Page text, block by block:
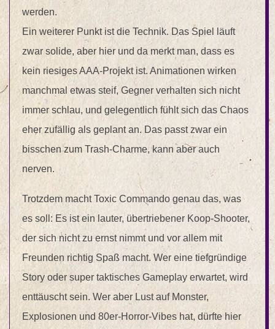
werden.
Ein weiterer Punkt ist die Technik. Das Spiel läuft
zwar solide, aber hier und da merkt man, dass es
kein riesiges AAA-Projekt ist. Animationen wirken
manchmal etwas steif, Gegner verhalten sich nicht
immer schlau, und gelegentlich fühlt sich das Chaos
eher zufällig als geplant an. Das passt zwar ein
bisschen zum Trash-Charme, kann aber auch
nerven.
Trotzdem macht Toxic Commando genau das, was
es soll: Es ist ein lauter, übertriebener Koop-Shooter,
der sich nicht zu ernst nimmt und vor allem mit
Freunden richtig Spaß macht. Wer eine tiefgründige
Story oder super taktisches Gameplay erwartet, wird
enttäuscht sein. Wer aber Lust auf Monster,
Explosionen und 80er-Horror-Vibes hat, dürfte hier